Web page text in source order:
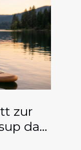
zur
das